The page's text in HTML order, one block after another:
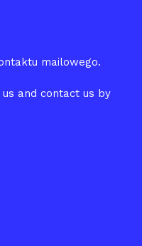
mailowego.
and contact us by